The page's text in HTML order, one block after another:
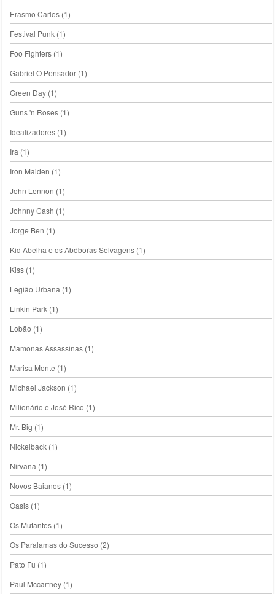
Erasmo Carlos(1)
Festival Punk(1)
Foo Fighters(1)
Gabriel O Pensador(1)
Green Day(1)
Guns 'n Roses(1)
Idealizadores(1)
Ira (1)
Iron Maiden (1)
John Lennon (1)
Johnny Cash (1)
Jorge Ben (1)
Kid Abelha e os Abóboras Selvagens(1)
Kiss(1)
Legião Urbana (1)
Linkin Park(1)
Lobão (1)
Mamonas Assassinas(1)
Marisa Monte (1)
Michael Jackson (1)
Milionário e José Rico (1)
Mr. Big (1)
Nickelback(1)
Nirvana (1)
Novos Baianos(1)
Oasis(1)
Os Mutantes(1)
Os Paralamas do Sucesso (2)
Pato Fu (1)
Paul Mccartney(1)